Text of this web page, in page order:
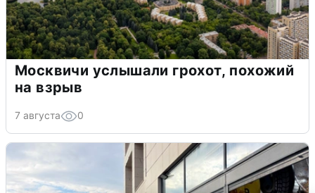
Москвичи услышали грохот, похожий
на взрыв
7 августа 0